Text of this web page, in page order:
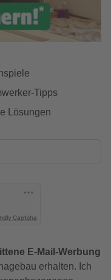
Tipps
Lösungen
Captcha
E-Mail-Werbung
erhalten. Ich